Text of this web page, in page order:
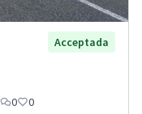
Acceptada
0 0